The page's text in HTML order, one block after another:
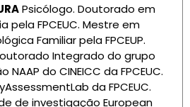
Psicólogo. Doutorado em
pela FPCEUC. Mestre em
Familiar pela FPCEUP.
Integrado do grupo
do CINEICC da FPCEUC.
da FPCEUC.
de investigação European